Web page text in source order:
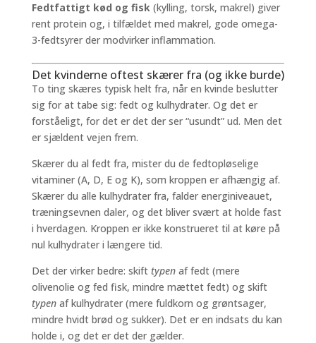
Fedtfattigt kød og fisk(kylling, torsk, makrel) giver
rent protein og, i tilfældet med makrel, gode omega-
3-fedtsyrer der modvirker inflammation.
Det kvinderne oftest skærer fra (og ikke burde)
To ting skæres typisk helt fra, når en kvinde beslutter
sig for at tabe sig: fedt og kulhydrater. Og det er
forståeligt, for det er det der ser “usundt” ud. Men det
er sjældent vejen frem.
Skærer du al fedt fra, mister du de fedtopløselige
vitaminer (A, D, E og K), som kroppen er afhængig af.
Skærer du alle kulhydrater fra, falder energiniveauet,
træningsevnen daler, og det bliver svært at holde fast
i hverdagen. Kroppen er ikke konstrueret til at køre på
nul kulhydrater i længere tid.
Det der virker bedre: skift typenaf fedt (mere
olivenolie og fed fisk, mindre mættet fedt) og skift
typenaf kulhydrater (mere fuldkorn og grøntsager,
mindre hvidt brød og sukker). Det er en indsats du kan
holde i, og det er det der gælder.